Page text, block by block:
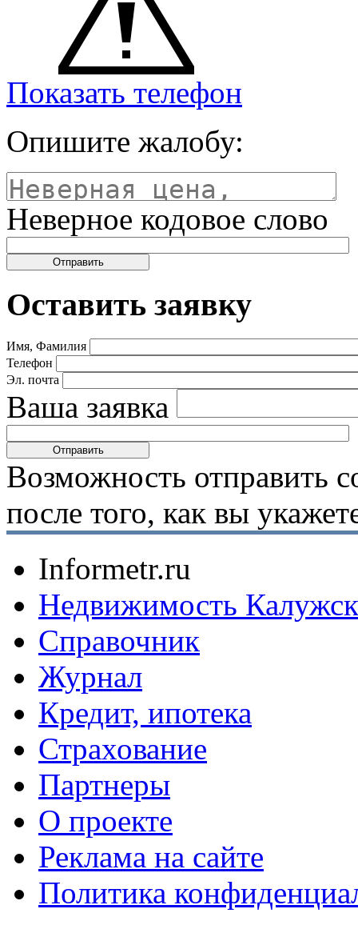
Показать телефон
Опишите жалобу:
Неверное кодовое слово
Оставить заявку
Имя, Фамилия
Телефон
Эл. почта
Ваша заявка
Возможность отправить
после того, как вы
Informetr.ru
Недвижимость
Справочник
Журнал
Кредит, ипотека
Страхование
Партнеры
O проекте
Реклама на сайте
Политика